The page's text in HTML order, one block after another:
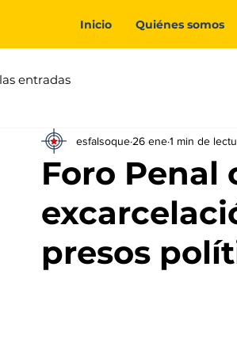
Inicio Quiénes somos
entradas
Foro Penal
presos
esfalsoque 26 ene1 min de